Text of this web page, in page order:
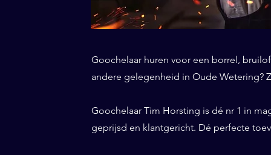
Goochelaar huren voor een borrel,
andere gelegenheid in Oude Wetering?
Goochelaar Tim Horsting is dé nr 1 in
geprijsd en klantgericht. Dé perfecte